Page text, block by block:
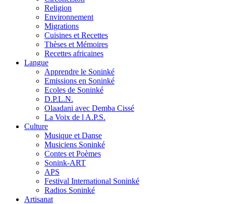
Religion
Environnement
Migrations
Cuisines et Recettes
Thèses et Mémoires
Recettes africaines
Langue
Apprendre le Soninké
Emissions en Soninké
Ecoles de Soninké
D.P.L.N.
Olaadani avec Demba Cissé
La Voix de l A.P.S.
Culture
Musique et Danse
Musiciens Soninké
Contes et Poèmes
Sonink-ART
APS
Festival International Soninké
Radios Soninké
Artisanat